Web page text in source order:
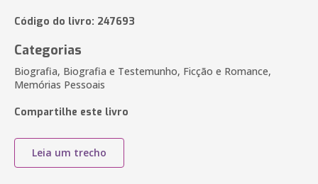
Código do livro: 247693
Categorias
Biografia, Biografia e Testemunho, Ficção e Romance,
Memórias Pessoais
Compartilhe este livro
Leia um trecho